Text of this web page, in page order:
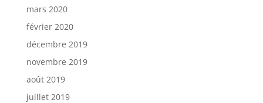
mars 2020
février 2020
décembre 2019
novembre 2019
août 2019
juillet 2019